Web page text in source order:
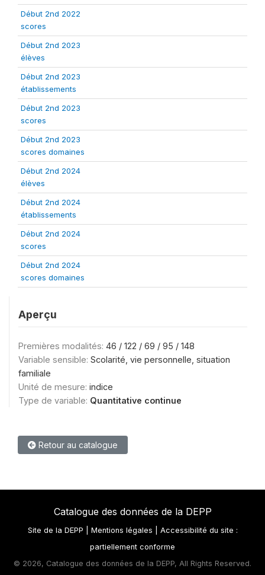
Début 2nd 2022
scores
Début 2nd 2023
élèves
Début 2nd 2023
établissements
Début 2nd 2023
scores
Début 2nd 2023
scores domaines
Début 2nd 2024
élèves
Début 2nd 2024
établissements
Début 2nd 2024
scores
Début 2nd 2024
scores domaines
Aperçu
Premières modalités: 46 / 122 / 69 / 95 / 148
Variable sensible: Scolarité, vie personnelle, situation
familiale
Unité de mesure: indice
Type de variable: Quantitative continue
Retour au catalogue
Catalogue des données de la DEPP
Site de la DEPP Mentions légales
Accessibilité du site :
partiellement conforme
© 2026, Catalogue des données de la DEPP, All Rights Reserved.